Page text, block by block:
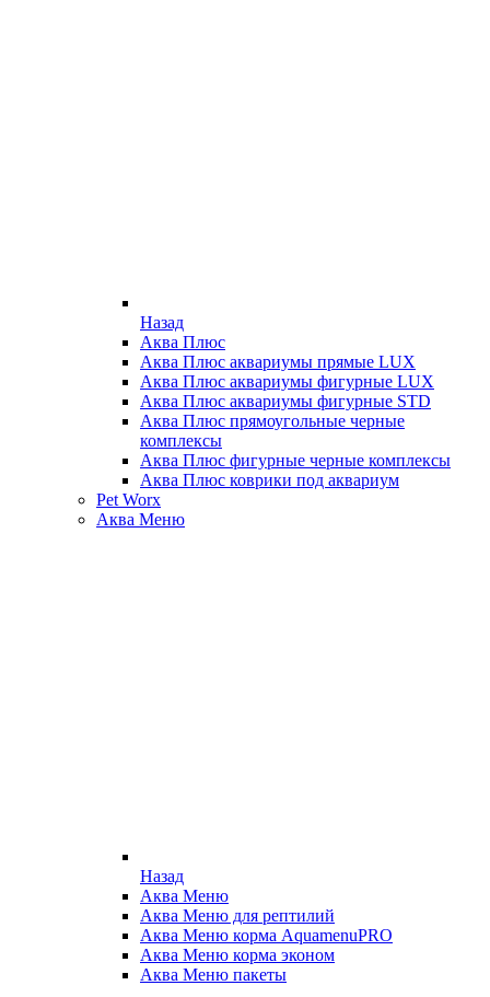
Назад
Аква Плюс
Аква Плюс аквариумы прямые LUX
Аква Плюс аквариумы фигурные LUX
Аква Плюс аквариумы фигурные STD
Аква Плюс прямоугольные черные
комплексы
Аква Плюс фигурные черные комплексы
Аква Плюс коврики под аквариум
Pet Worx
Аква Меню
Назад
Аква Меню
Аква Меню для рептилий
Аква Меню корма AquamenuPRO
Аква Меню корма эконом
Аква Меню пакеты